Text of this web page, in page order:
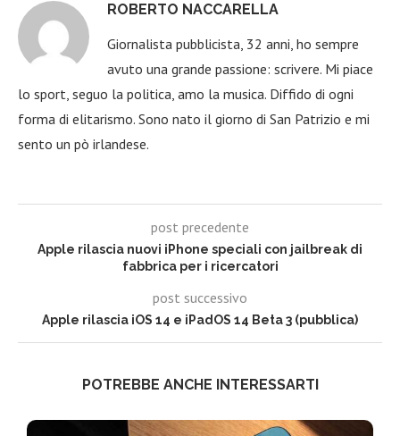
ROBERTO NACCARELLA
Giornalista pubblicista, 32 anni, ho sempre
avuto una grande passione: scrivere. Mi piace
lo sport, seguo la politica, amo la musica. Diffido di ogni
forma di elitarismo. Sono nato il giorno di San Patrizio e mi
sento un pò irlandese.
post precedente
Apple rilascia nuovi iPhone speciali con jailbreak di
fabbrica per i ricercatori
post successivo
Apple rilascia iOS 14 e iPadOS 14 Beta 3 (pubblica)
POTREBBE ANCHE INTERESSARTI